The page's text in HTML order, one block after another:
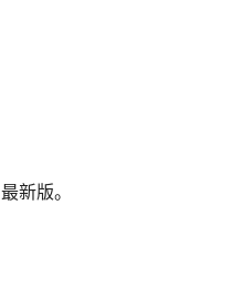
新版。